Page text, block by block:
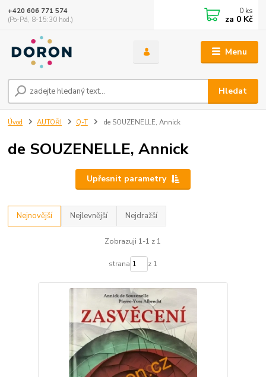
Menu
Hledat
+420 606 771 574
(Po-Pá, 8-15:30 hod.)
0 ks
za 0 Kč
Úvod AUTOŘI Q-T de SOUZENELLE, Annick
de SOUZENELLE, Annick
Upřesnit parametry
Nejnovější Nejlevnější Nejdražší
Zobrazuji 1-1 z 1
strana z 1